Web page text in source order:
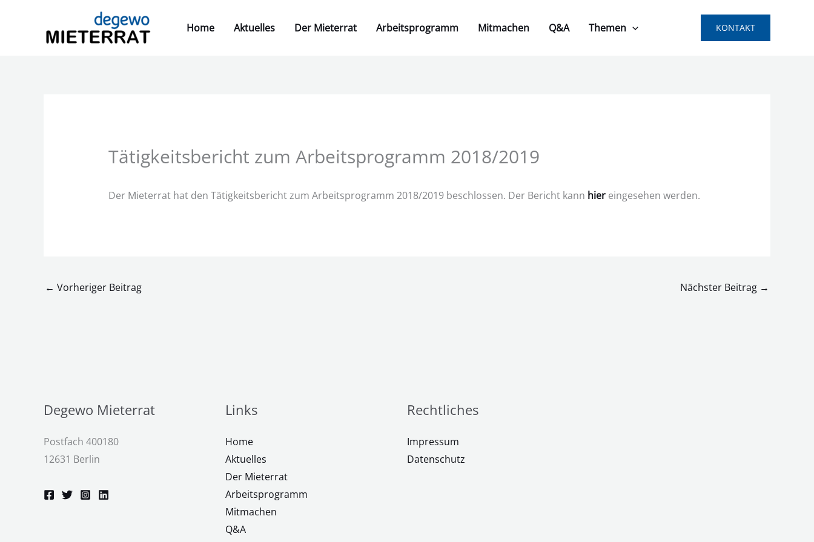
Home Aktuelles Der Mieterrat Arbeitsprogramm Mitmachen Q&A Themen KONTAKT
Tätigkeitsbericht zum Arbeitsprogramm 2018/2019
Der Mieterrat hat den Tätigkeitsbericht zum Arbeitsprogramm 2018/2019 beschlossen. Der Bericht kann hiereingesehen werden.
← Vorheriger Beitrag Nächster Beitrag →
Degewo Mieterrat
Postfach 400180
12631 Berlin
Links
Home
Aktuelles
Der Mieterrat
Arbeitsprogramm
Mitmachen
Q&A
Rechtliches
Impressum
Datenschutz